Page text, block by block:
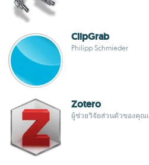
ClipGrab
Philipp Schmieder
Zotero
ผู้ช่วยวิจัยส่วนตัวของคุณ